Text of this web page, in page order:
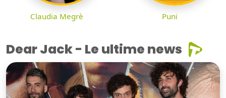
Claudia Megrè Puni
Dear Jack - Le ultime news